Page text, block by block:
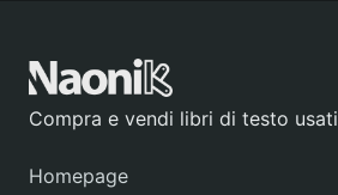
Compra e vendi libri di testo usati
Homepage